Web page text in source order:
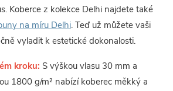
Koberce z kolekce Delhi najdete také
na míru Delhi. Teď už můžete vaši
vyladit k estetické dokonalosti.
kroku: S výškou vlasu 30 mm a
1800 g/m² nabízí koberec měkký a